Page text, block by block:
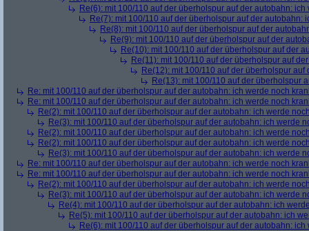
Re(6): mit 100/110 auf der überholspur auf der autobahn:
Re(7): mit 100/110 auf der überholspur auf der autobahn:
Re(8): mit 100/110 auf der überholspur auf der
Re(9): mit 100/110 auf der überholspur auf der
Re(10): mit 100/110 auf der überholspur auf der
Re(11): mit 100/110 auf der überholspur auf
Re(12): mit 100/110 auf der überholspur
Re(13): mit 100/110 auf der überholspur
Re: mit 100/110 auf der überholspur auf der autobahn: ich werde noch
Re: mit 100/110 auf der überholspur auf der autobahn: ich werde noch
Re(2): mit 100/110 auf der überholspur auf der autobahn: ich werde
Re(3): mit 100/110 auf der überholspur auf der autobahn: ich werde
Re(2): mit 100/110 auf der überholspur auf der autobahn: ich werde
Re(2): mit 100/110 auf der überholspur auf der autobahn: ich werde
Re(3): mit 100/110 auf der überholspur auf der autobahn: ich werde
Re: mit 100/110 auf der überholspur auf der autobahn: ich werde noch
Re: mit 100/110 auf der überholspur auf der autobahn: ich werde noch
Re(2): mit 100/110 auf der überholspur auf der autobahn: ich werde
Re(3): mit 100/110 auf der überholspur auf der autobahn: ich werde
Re(4): mit 100/110 auf der überholspur auf der autobahn: ich
Re(5): mit 100/110 auf der überholspur auf der autobahn: ich
Re(6): mit 100/110 auf der überholspur auf der autobahn: